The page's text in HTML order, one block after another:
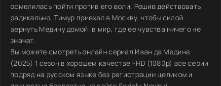
осмелилась пойти против его воли. Решив действовать
радикально, Тимур приехал в Москву, чтобы силой
вернуть Медину домой, в мир, где ее чувства ничего не
значат.
Вы можете смотреть онлайн сериал Иван да Мадина
(2025) 1 сезон в хорошем качестве FHD (1080p) все серии
подряд на русском языке без регистрации целиком и